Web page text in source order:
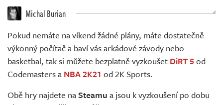
Redakce
Živě
Michal Burian
Pokud nemáte na víkend žádné plány, máte dostatečně
výkonný počítač a baví vás arkádové závody nebo
basketbal, tak si můžete bezplatně vyzkoušet DiRT 5 od
Codemasters a NBA 2K21 od 2K Sports.
Obě hry najdete naSteamu a jsou k vyzkoušení po dobu